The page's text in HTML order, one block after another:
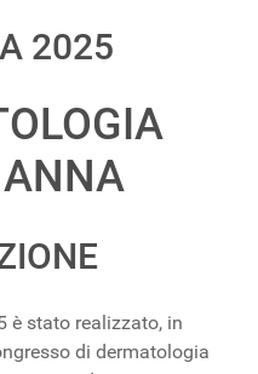
2025
è stato realizzato, in
di dermatologia